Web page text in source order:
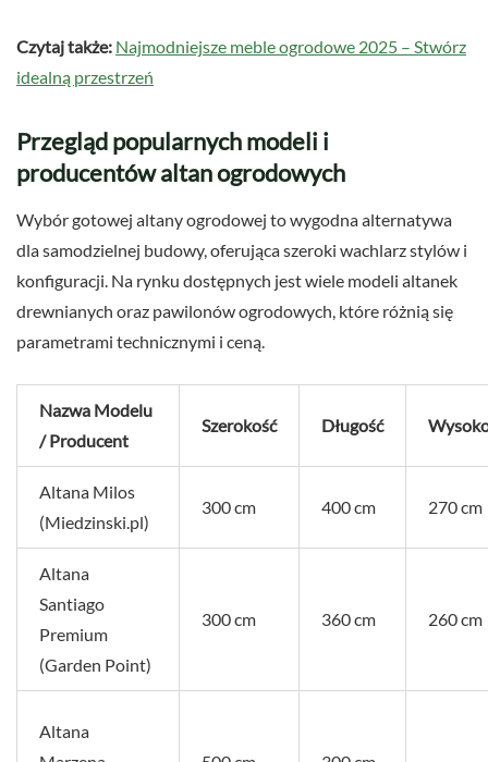
Czytaj także: Najmodniejsze meble ogrodowe 2025 – Stwórz
idealną przestrzeń
Przegląd popularnych modeli i
producentów altan ogrodowych
Wybór gotowej altany ogrodowej to wygodna alternatywa
dla samodzielnej budowy, oferująca szeroki wachlarz stylów i
konfiguracji. Na rynku dostępnych jest wiele modeli altanek
drewnianych oraz pawilonów ogrodowych, które różnią się
parametrami technicznymi i ceną.
Nazwa Modelu
/ Producent
Szerokość Długość
Altana Milos
(Miedzinski.pl)
300 cm 400 cm 270 cm
Altana
Santiago
Premium
(Garden Point)
300 cm 360 cm 260 cm
Altana